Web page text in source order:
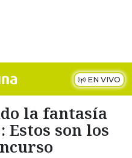
EN VIVO
la fantasía
son los